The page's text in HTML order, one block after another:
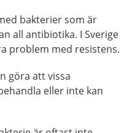
bakterier som är
all antibiotika. I Sverige
problem med resistens.
göra att vissa
eller inte kan